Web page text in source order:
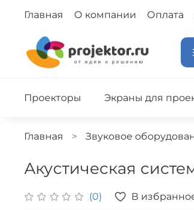
Главная О компании Оплата
Проекторы Экраны для
Главная Звуковое
Акустическая
(0) В